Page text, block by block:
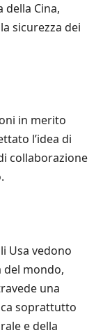
della Cina,
sicurezza dei
in merito
l’idea di
collaborazione
Usa vedono
del mondo,
una
soprattutto
e della